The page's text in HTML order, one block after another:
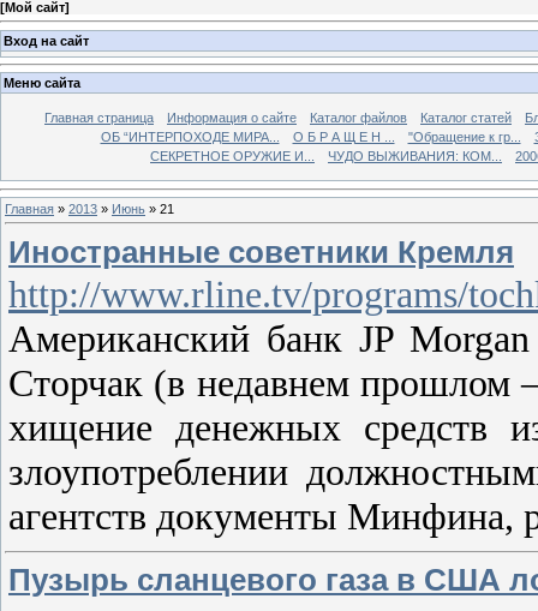
[Мой сайт]
Вход на сайт
Меню сайта
Главная страница Информация о сайте Каталог файлов Каталог статей
ОБ “ИНТЕРПОХОДЕ МИРА...
О Б Р А Щ Е Н ... "Обращение к гр...
СЕКРЕТНОЕ ОРУЖИЕ И...
ЧУДО ВЫЖИВАНИЯ: КОМ...
Главная » 2013 » Июнь » 21
Иностранные советники Кремля
http://www.rline.tv/programs/
Американский банк JP
Сторчак (в недавнем прошлом
хищение денежных средств
злоупотреблении
агентств документы Минфина,
Пузырь сланцевого газа в США